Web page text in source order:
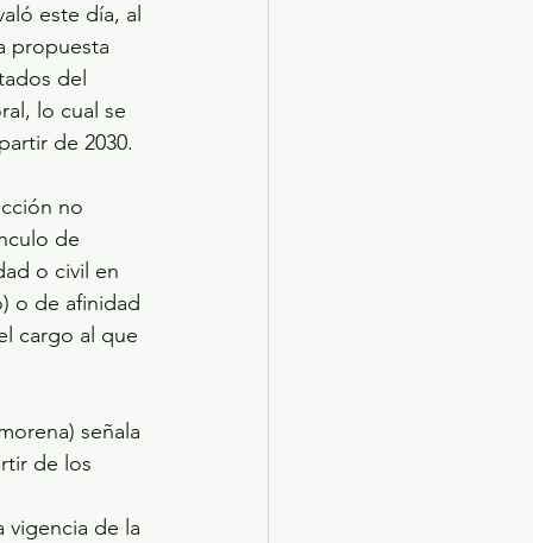
este día, al
propuesta
del
lo cual se
de 2030.
no
de
o civil en
o de afinidad
cargo al que
señala
de los
vigencia de la